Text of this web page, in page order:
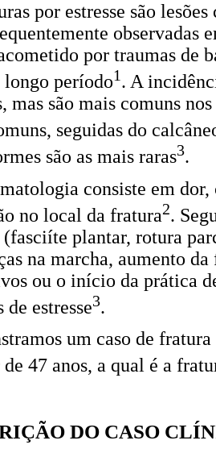
por estresse são
observadas
por traumas de
período1. A
mas são mais comuns
seguidas do
são as mais raras3.
consiste em
no local da fratura2.
plantar, rotura
na marcha, aumento
ou o início da prática
de estresse3.
um caso de
47 anos, a qual é a
DO CASO